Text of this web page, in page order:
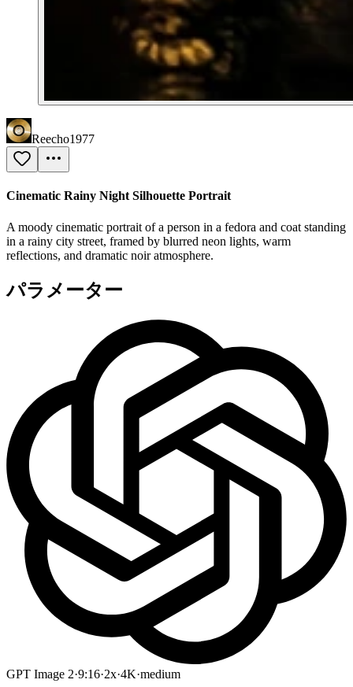
Reecho1977
Cinematic Rainy Night Silhouette Portrait
A moody cinematic portrait of a person in a fedora and coat standing
in a rainy city street, framed by blurred neon lights, warm
reflections, and dramatic noir atmosphere.
パラメーター
GPT Image 2·9:16·2x·4K·medium